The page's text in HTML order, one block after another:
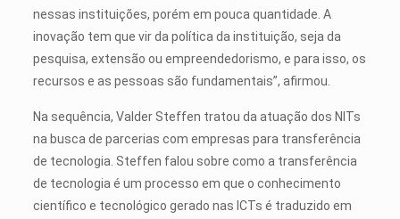
nessas instituições, porém em pouca quantidade. A
inovação tem que vir da política da instituição, seja da
pesquisa, extensão ou empreendedorismo, e para isso, os
recursos e as pessoas são fundamentais”, afirmou.
Na sequência, Valder Steffen tratou da atuação dos NITs
na busca de parcerias com empresas para transferência
de tecnologia. Steffen falou sobre como a transferência
de tecnologia é um processo em que o conhecimento
científico e tecnológico gerado nas ICTs é traduzido em